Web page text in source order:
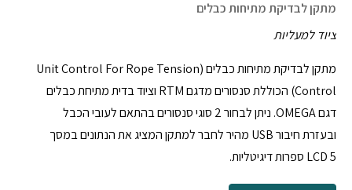
מתקן לבדיקת מתיחות כבלים
ציוד למעליות
מתקן לבדיקת מתיחות כבלים (Unit Control For Rope Tension
Control) הכוללת סנסורים מדגם RTM וציוד בדית מתיחת כבלים
דגם OMEGA. ניתן לבחור 2 סוגי סנסורים בהתאם לעובי הכבל
ובעזרת חיבור USB מהיר לחבר למתקן המציג את הנתונים במסך
LCD 5 ספרות דיגיטליות.